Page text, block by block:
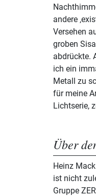
andere
Versehen
groben
abdrückte.
ich ein
Metall zu
für meine
Lichtserie,
Über
Heinz
ist nicht
Gruppe